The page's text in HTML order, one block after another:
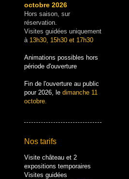
octobre 2026
Hors saison, sur
réservation.
Visites guidées uniquement
à 13h30, 15h30 et 17h30
Animations possibles hors
période d'ouverture
Fin de l'ouverture au public
pour 2026, le dimanche 11
octobre.
Nos tarifs
Visite château et 2
expositions temporaires
Visites guidées